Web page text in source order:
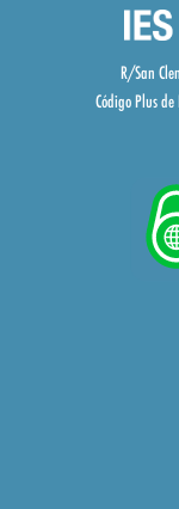
R/San
Código Plus de